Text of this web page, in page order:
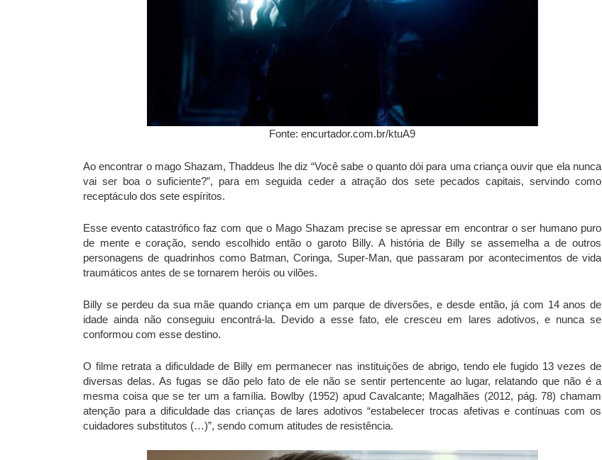
Fonte: encurtador.com.br/ktuA9
Ao encontrar o mago Shazam, Thaddeus lhe diz “Você sabe o quanto dói para uma criança ouvir que ela nunca
vai ser boa o suficiente?”, para em seguida ceder a atração dos sete pecados capitais, servindo como
receptáculo dos sete espíritos.
Esse evento catastrófico faz com que o Mago Shazam precise se apressar em encontrar o ser humano puro
de mente e coração, sendo escolhido então o garoto Billy. A história de Billy se assemelha a de outros
personagens de quadrinhos como Batman, Coringa, Super-Man, que passaram por acontecimentos de vida
traumáticos antes de se tornarem heróis ou vilões.
Billy se perdeu da sua mãe quando criança em um parque de diversões, e desde então, já com 14 anos de
idade ainda não conseguiu encontrá-la. Devido a esse fato, ele cresceu em lares adotivos, e nunca se
conformou com esse destino.
O filme retrata a dificuldade de Billy em permanecer nas instituições de abrigo, tendo ele fugido 13 vezes de
diversas delas. As fugas se dão pelo fato de ele não se sentir pertencente ao lugar, relatando que não é a
mesma coisa que se ter um a família. Bowlby (1952) apud Cavalcante; Magalhães (2012, pág. 78) chamam
atenção para a dificuldade das crianças de lares adotivos “estabelecer trocas afetivas e contínuas com os
cuidadores substitutos (…)”, sendo comum atitudes de resistência.